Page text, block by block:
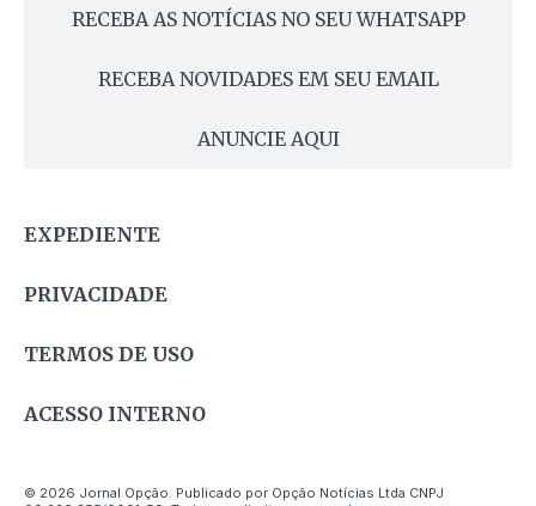
RECEBA AS NOTÍCIAS NO SEU WHATSAPP
RECEBA NOVIDADES EM SEU EMAIL
ANUNCIE AQUI
EXPEDIENTE
PRIVACIDADE
TERMOS DE USO
ACESSO INTERNO
© 2026 Jornal Opção. Publicado por Opção Notícias Ltda CNPJ